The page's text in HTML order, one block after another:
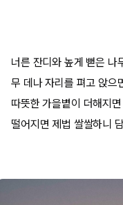
너른 잔디와 높게 뻗은 나
무 데나 자리를 펴고 앉으
따뜻한 가을볕이 더해지
떨어지면 제법 쌀쌀하니